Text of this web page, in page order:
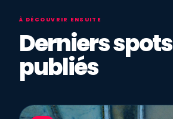
À DÉCOUVRIR ENSUITE
Derniers spots
publiés